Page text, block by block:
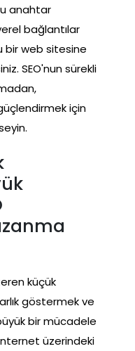
anahtar
bağlantılar
bir web sitesine
SEO'nun sürekli
için
küçük
göstermek ve
bir mücadele
üzerindeki